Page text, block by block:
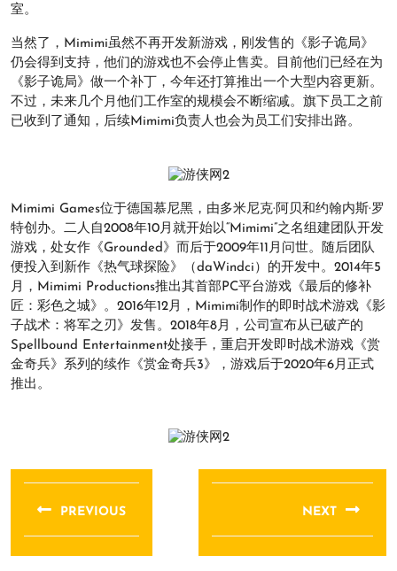
室。
当然了，Mimimi虽然不再开发新游戏，刚发售的《影子诡局》
仍会得到支持，他们的游戏也不会停止售卖。目前他们已经在为
《影子诡局》做一个补丁，今年还打算推出一个大型内容更新。
不过，未来几个月他们工作室的规模会不断缩减。旗下员工之前
已收到了通知，后续Mimimi负责人也会为员工们安排出路。
Mimimi Games位于德国慕尼黑，由多米尼克·阿贝和约翰内斯·罗
特创办。二人自2008年10月就开始以“Mimimi”之名组建团队开发
游戏，处女作《Grounded》而后于2009年11月问世。随后团队
便投入到新作《热气球探险》（daWindci）的开发中。2014年5
月，Mimimi Productions推出其首部PC平台游戏《最后的修补
匠：彩色之城》。2016年12月，Mimimi制作的即时战术游戏《影
子战术：将军之刃》发售。2018年8月，公司宣布从已破产的
Spellbound Entertainment处接手，重启开发即时战术游戏《赏
金奇兵》系列的续作《赏金奇兵3》，游戏后于2020年6月正式
推出。
文
导
航
PREVIOUS
post:
NEXT
post: